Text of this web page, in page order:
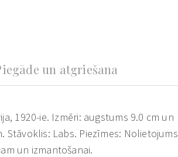
un atgriešana
1920-ie. Izmēri: augstums 9.0 cm un
Stāvoklis: Labs. Piezīmes: Nolietojums
un izmantošanai.